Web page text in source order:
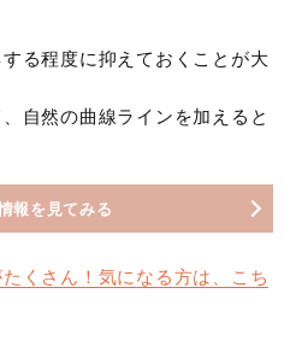
る程度に抑えておくことが大
自然の曲線ラインを加えると
報を見てみる
くさん！気になる方は、こち